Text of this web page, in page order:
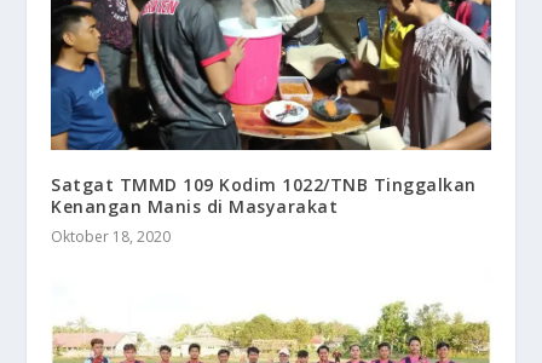
Satgat TMMD 109 Kodim 1022/TNB Tinggalkan
Kenangan Manis di Masyarakat
Oktober 18, 2020